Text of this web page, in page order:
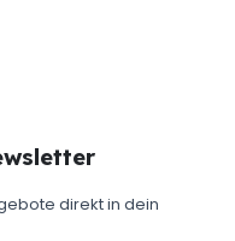
direkt in dein